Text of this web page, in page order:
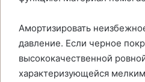
Амортизировать
давление. Если черное
высококачественной
характеризующейся